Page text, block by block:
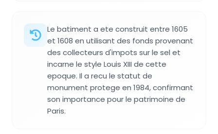
Le batiment a ete construit entre 1605
et 1608 en utilisant des fonds provenant
des collecteurs d'impots sur le sel et
incarne le style Louis XIII de cette
epoque. Il a recu le statut de
monument protege en 1984, confirmant
son importance pour le patrimoine de
Paris.